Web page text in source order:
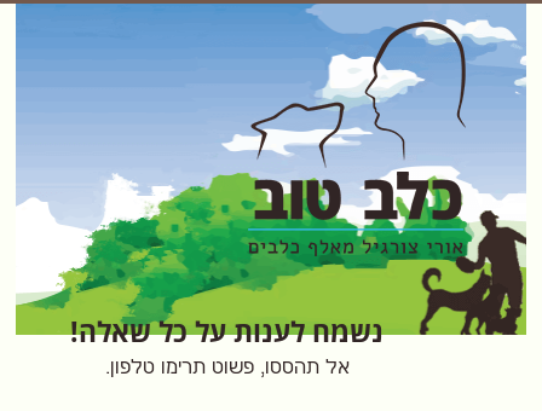
נשמח לענות על כל שאלה!
אל תהססו, פשוט תרימו טלפון.